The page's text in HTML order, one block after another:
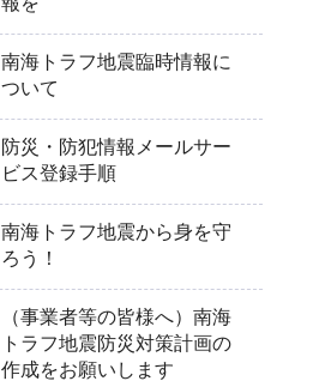
南海トラフ地震臨時情報に
ついて
防災・防犯情報メールサー
ビス登録手順
南海トラフ地震から身を守
ろう！
（事業者等の皆様へ）南海
トラフ地震防災対策計画の
作成をお願いします